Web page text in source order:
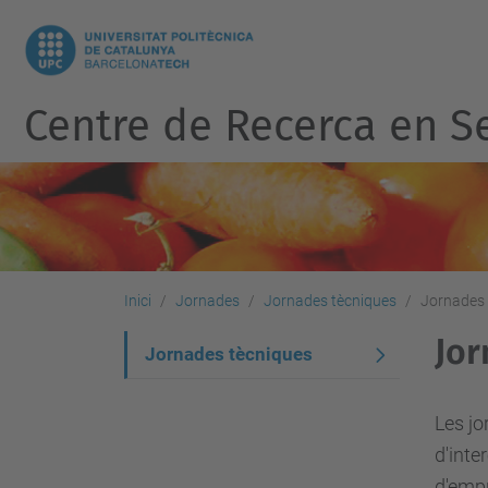
Centre de Recerca en
Inici Jornades Jornades tècniques Jornades
Les
Jornades tècniques